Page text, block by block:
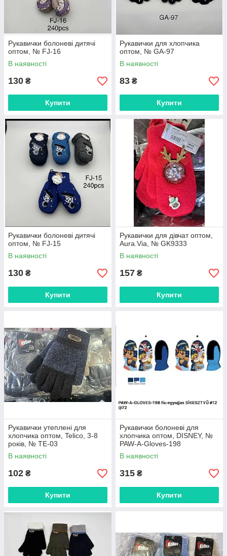
Рукавички болоневі дитячі
оптом, № FJ-16
В наявності
130 ₴
Купити
Рукавички для хлопчика
оптом, № GA-97
В наявності
83 ₴
Купити
Рукавички болоневі дитячі
оптом, № FJ-15
В наявності
130 ₴
Купити
Рукавички для дівчат оптом,
Aura.Via, № GK9333
В наявності
157 ₴
Купити
Рукавички утеплені для
хлопчика оптом, Telico, 3-8
років, № TE-03
В наявності
102 ₴
Купити
Рукавички болоневі для
хлопчика оптом, DISNEY, №
PAW-A-Gloves-198
В наявності
315 ₴
Купити